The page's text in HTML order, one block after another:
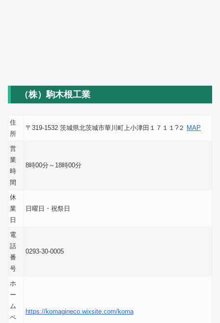
（株）駒木根工業
住
所
〒319-1532 茨城県北茨城市華川町上小津田１７１１?２ MAP
営
業
時
間
8時00分～18時00分
休
業
日
日曜日・祝祭日
電
話
番
号
0293-30-0005
ホ
ー
ム
ペ
https://komagineco.wixsite.com/koma